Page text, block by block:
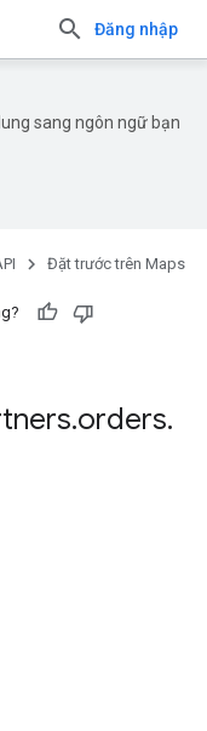
Đăng nhập
sang ngôn ngữ bạn
Đặt trước trên Maps
.orders.